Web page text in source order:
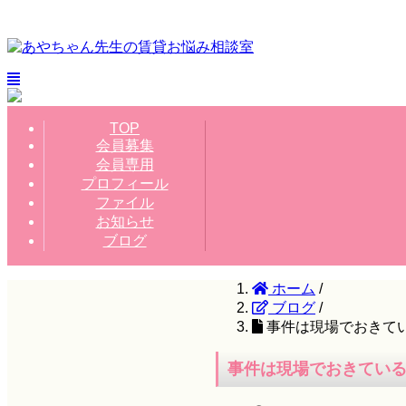
TOP
会員募集
会員専用
プロフィール
ファイル
お知らせ
ブログ
ホーム /
ブログ /
事件は現場でおきて
事件は現場でおきている